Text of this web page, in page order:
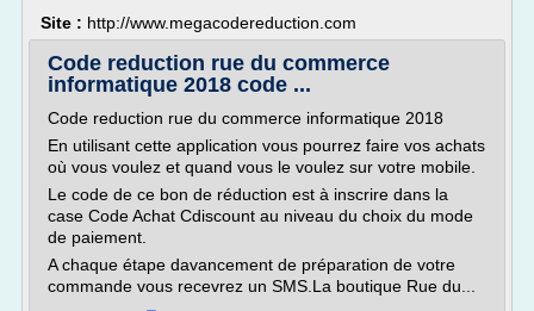
Site : http://www.megacodereduction.com
Code reduction rue du commerce
informatique 2018 code ...
Code reduction rue du commerce informatique 2018
En utilisant cette application vous pourrez faire vos achats
où vous voulez et quand vous le voulez sur votre mobile.
Le code de ce bon de réduction est à inscrire dans la
case Code Achat Cdiscount au niveau du choix du mode
de paiement.
A chaque étape davancement de préparation de votre
commande vous recevrez un SMS.La boutique Rue du...